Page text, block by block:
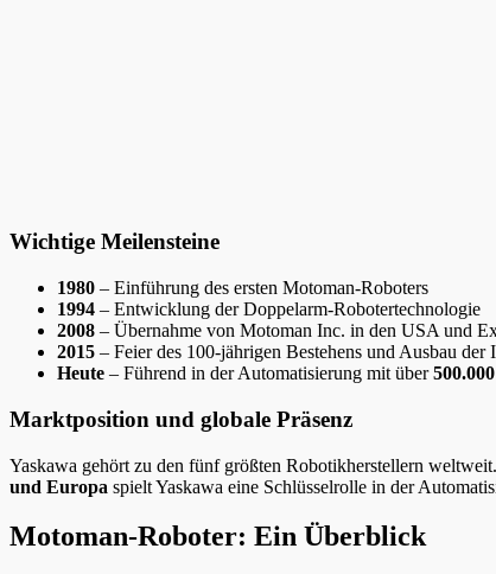
Wichtige Meilensteine
1980 – Einführung des ersten Motoman-Roboters
1994 – Entwicklung der Doppelarm-Robotertechnologie
2008 – Übernahme von Motoman Inc. in den USA und
2015 – Feier des 100-jährigen Bestehens und Ausbau der
Heute – Führend in der Automatisierung mit über
Marktposition und globale Präsenz
Yaskawa gehört zu den fünf größten Robotikherstellern
und Europa spielt Yaskawa eine Schlüsselrolle in der
Motoman-Roboter: Ein Überblick